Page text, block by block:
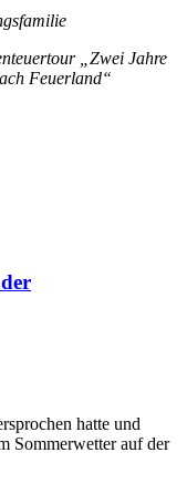
„Zwei Jahre
Feuerland“
hatte und
Sommerwetter auf der